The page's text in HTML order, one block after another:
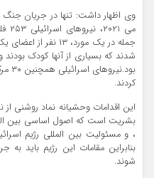
جمله در یک مورد، ۱۳
شدند که بسیاری از آنها کودک
کردند.
این اقدامات وحشیانه نماد روشنی
بشریت است که اصول اساسی بین
، و مسئولیت بین المللی رژیم
بنابراین مقامات این رژیم باید
شوند.